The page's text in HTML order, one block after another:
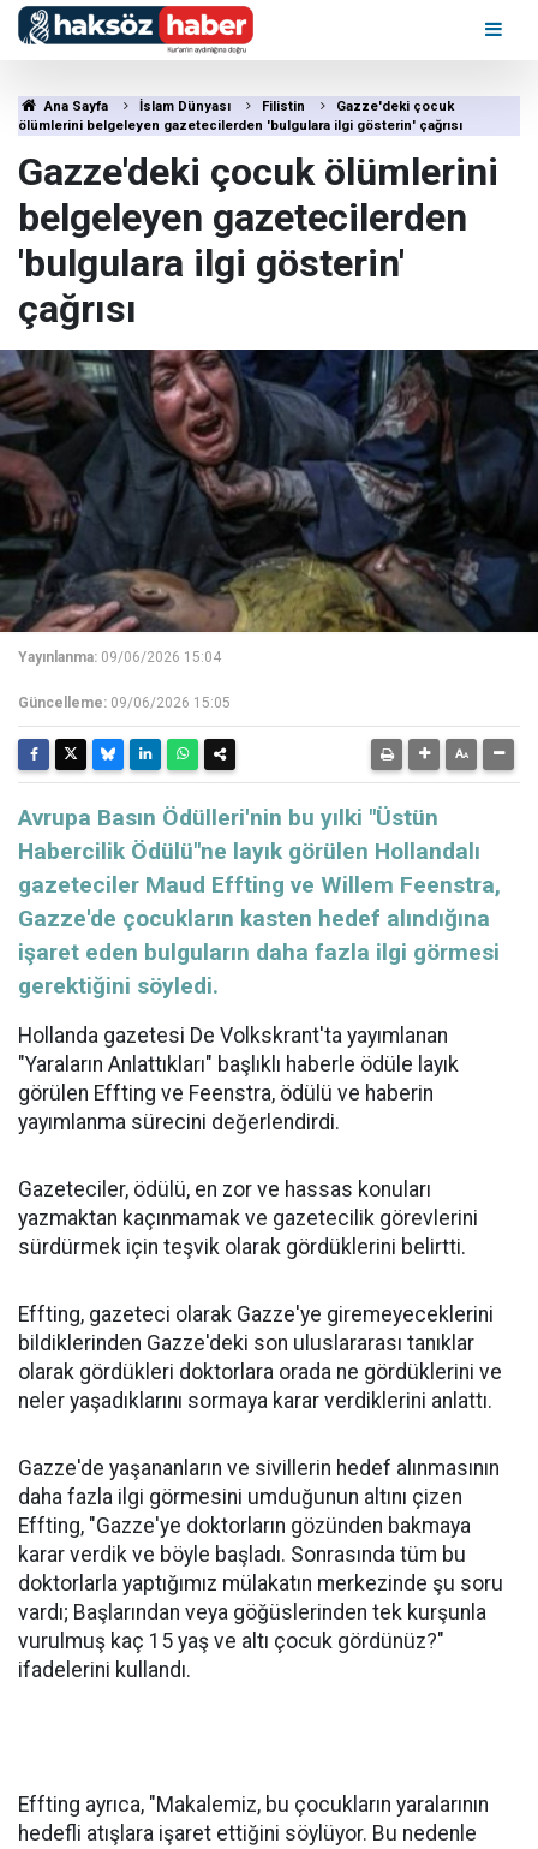
Ana Sayfa İslam Dünyası Filistin
Gazze'deki çocuk
ölümlerini belgeleyen gazetecilerden 'bulgulara ilgi gösterin' çağrısı
Gazze'deki çocuk ölümlerini
belgeleyen gazetecilerden
'bulgulara ilgi gösterin'
çağrısı
Yayınlanma: 09/06/2026 15:04
Güncelleme: 09/06/2026 15:05
Avrupa Basın Ödülleri'nin bu yılki "Üstün
Habercilik Ödülü"ne layık görülen Hollandalı
gazeteciler Maud Effting ve Willem Feenstra,
Gazze'de çocukların kasten hedef alındığına
işaret eden bulguların daha fazla ilgi görmesi
gerektiğini söyledi.
Hollanda gazetesi De Volkskrant'ta yayımlanan
"Yaraların Anlattıkları" başlıklı haberle ödüle layık
görülen Effting ve Feenstra, ödülü ve haberin
yayımlanma sürecini değerlendirdi.
Gazeteciler, ödülü, en zor ve hassas konuları
yazmaktan kaçınmamak ve gazetecilik görevlerini
sürdürmek için teşvik olarak gördüklerini belirtti.
Effting, gazeteci olarak Gazze'ye giremeyeceklerini
bildiklerinden Gazze'deki son uluslararası tanıklar
olarak gördükleri doktorlara orada ne gördüklerini ve
neler yaşadıklarını sormaya karar verdiklerini anlattı.
Gazze'de yaşananların ve sivillerin hedef alınmasının
daha fazla ilgi görmesini umduğunun altını çizen
Effting, "Gazze'ye doktorların gözünden bakmaya
karar verdik ve böyle başladı. Sonrasında tüm bu
doktorlarla yaptığımız mülakatın merkezinde şu soru
vardı; Başlarından veya göğüslerinden tek kurşunla
vurulmuş kaç 15 yaş ve altı çocuk gördünüz?"
ifadelerini kullandı.
Effting ayrıca, "Makalemiz, bu çocukların yaralarının
hedefli atışlara işaret ettiğini söylüyor. Bu nedenle